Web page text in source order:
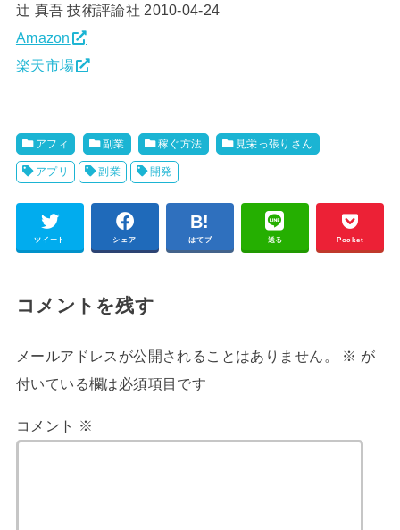
辻 真吾 技術評論社 2010-04-24
Amazon
楽天市場
アフィ 副業 稼ぐ方法 見栄っ張りさん
アプリ 副業 開発
ツイート シェア はてブ 送る Pocket
コメントを残す
メールアドレスが公開されることはありません。 ※ が
付いている欄は必須項目です
コメント ※